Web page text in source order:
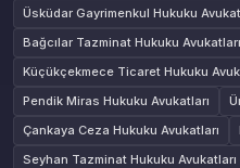
Üsküdar Gayrimenkul Hukuku
Bağcılar Tazminat Hukuku Avukatları
Küçükçekmece Ticaret Hukuku
Pendik Miras Hukuku Avukatları
Çankaya Ceza Hukuku Avukatları
Seyhan Tazminat Hukuku Avukatları